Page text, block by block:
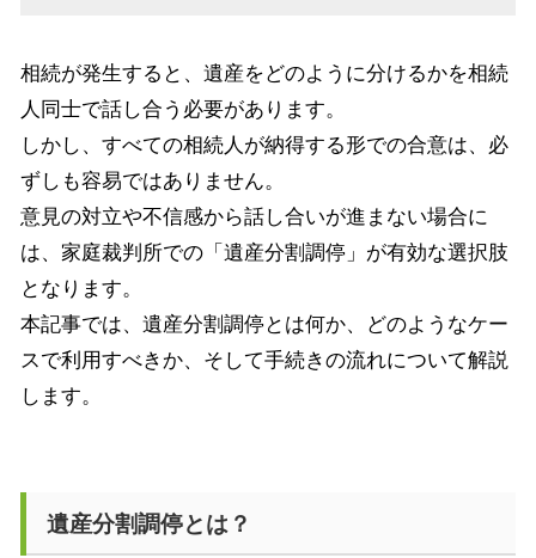
相続が発生すると、遺産をどのように分けるかを相続
人同士で話し合う必要があります。
しかし、すべての相続人が納得する形での合意は、必
ずしも容易ではありません。
意見の対立や不信感から話し合いが進まない場合に
は、家庭裁判所での「遺産分割調停」が有効な選択肢
となります。
本記事では、遺産分割調停とは何か、どのようなケー
スで利用すべきか、そして手続きの流れについて解説
します。
遺産分割調停とは？